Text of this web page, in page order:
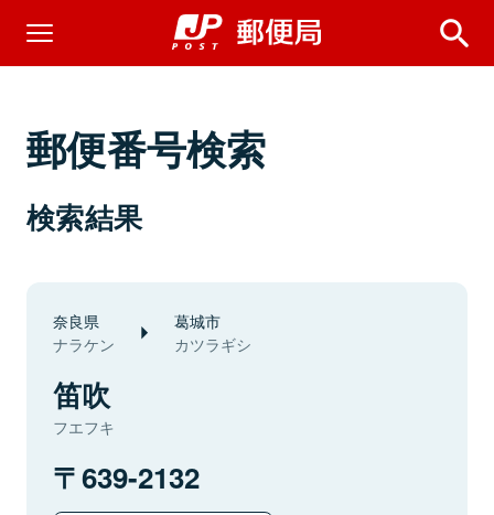
郵便番号検索
検索結果
奈良県
ナラケン
葛城市
カツラギシ
笛吹
フエフキ
639-2132